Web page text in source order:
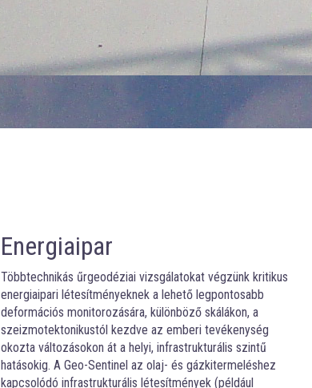
Energiaipar
Többtechnikás űrgeodéziai vizsgálatokat végzünk kritikus
energiaipari létesítményeknek a lehető legpontosabb
deformációs monitorozására, különböző skálákon, a
szeizmotektonikustól kezdve az emberi tevékenység
okozta változásokon át a helyi, infrastrukturális szintű
hatásokig. A Geo-Sentinel az olaj- és gázkitermeléshez
kapcsolódó infrastrukturális létesítmények (például